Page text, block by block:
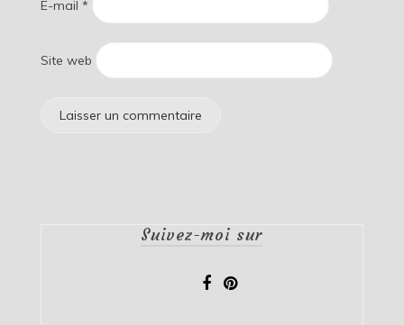
E-mail *
Site web
Suivez-moi sur